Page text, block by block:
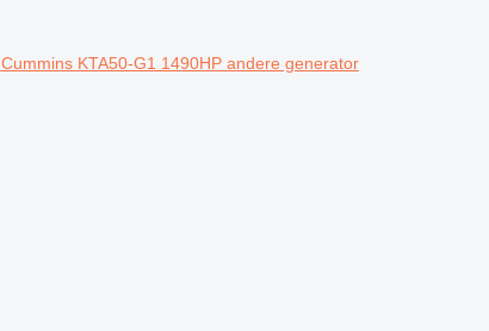
Cummins KTA50-G1 1490HP andere generator